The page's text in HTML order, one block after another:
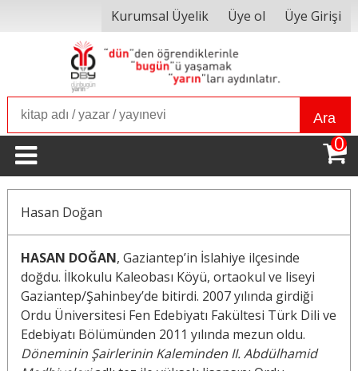
Kurumsal Üyelik Üye ol Üye Girişi
Ara
0
Hasan Doğan
HASAN DOĞAN, Gaziantep’in İslahiye ilçesinde
doğdu. İlkokulu Kaleobası Köyü, ortaokul ve liseyi
Gaziantep/Şahinbey’de bitirdi. 2007 yılında girdiği
Ordu Üniversitesi Fen Edebiyatı Fakültesi Türk Dili ve
Edebiyatı Bölümünden 2011 yılında mezun oldu.
Döneminin Şairlerinin Kaleminden II. Abdülhamid